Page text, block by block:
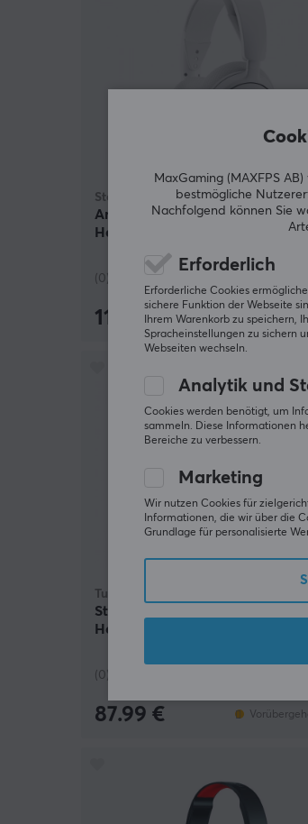
SteelSeries
Arctis Nova 5 P Wireless
Headset - Weiß
(0)
119.99 €
Turtle Beach
Stealth 500 Kabellos Gaming
Headset - Arctic Camo (Xbox)
(0)
87.99 €
MaxGaming (MAXFPS
bestmögliche
Nachfolgend können Sie
Erforderlich
Erforderliche Cookies
sichere Funktion der Webseite
Ihrem Warenkorb zu speichern,
Spracheinstellungen zu sichern
Webseiten wechseln.
Analytik und
Cookies werden benötigt, um
sammeln. Diese Informationen
Bereiche zu verbessern.
Marketing
Wir nutzen Cookies für
Informationen, die wir über die
Grundlage für personalisierte